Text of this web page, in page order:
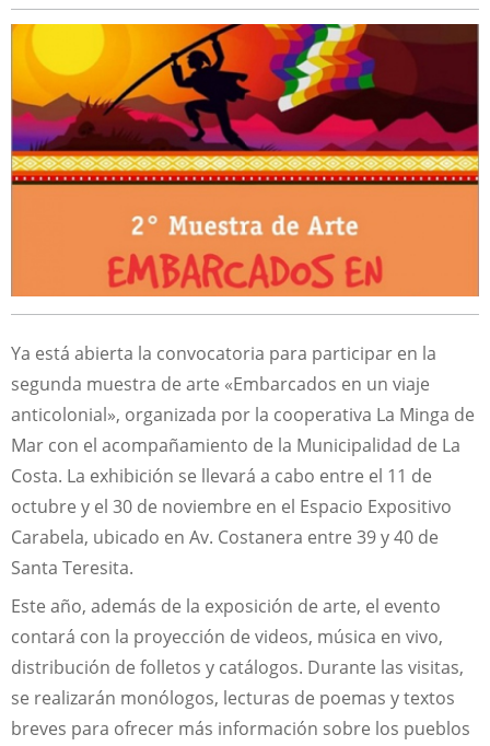
Ya está abierta la convocatoria para participar en la
segunda muestra de arte «Embarcados en un viaje
anticolonial», organizada por la cooperativa La Minga de
Mar con el acompañamiento de la Municipalidad de La
Costa. La exhibición se llevará a cabo entre el 11 de
octubre y el 30 de noviembre en el Espacio Expositivo
Carabela, ubicado en Av. Costanera entre 39 y 40 de
Santa Teresita.
Este año, además de la exposición de arte, el evento
contará con la proyección de videos, música en vivo,
distribución de folletos y catálogos. Durante las visitas,
se realizarán monólogos, lecturas de poemas y textos
breves para ofrecer más información sobre los pueblos